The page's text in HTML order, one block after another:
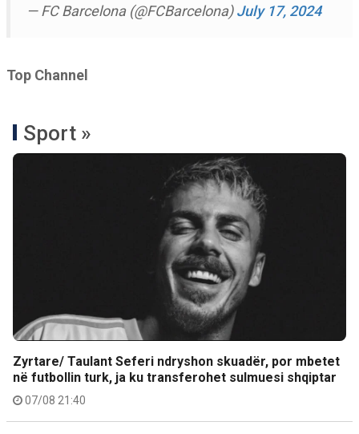
— FC Barcelona (@FCBarcelona)July 17, 2024
Top Channel
Sport »
Zyrtare/ Taulant Seferi ndryshon skuadër, por mbetet
në futbollin turk, ja ku transferohet sulmuesi shqiptar
07/08 21:40